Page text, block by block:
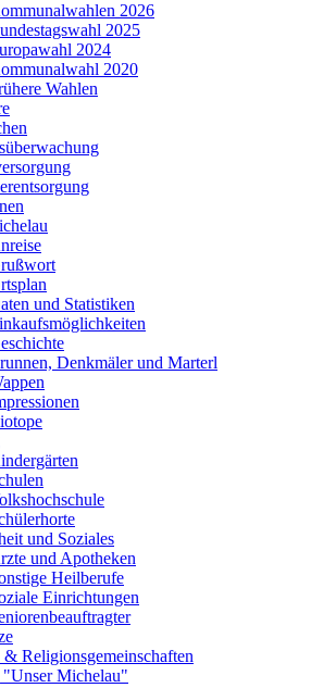
2026
2025
2024
2020
Wahlen
und Statistiken
Denkmäler und Marterl
und Soziales
und Apotheken
Heilberufe
Einrichtungen
Religionsgemeinschaften
"Unser Michelau"